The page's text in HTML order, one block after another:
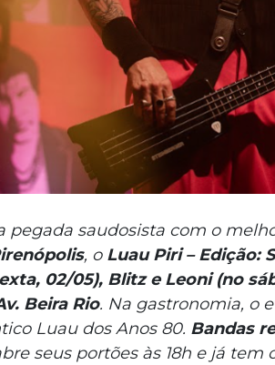
pegada saudosista com o
, o Luau Piri – Edição:
02/05), Blitz e Leoni (no
Beira Rio. Na gastronomia, o
Luau dos Anos 80. Bandas
seus portões às 18h e já tem